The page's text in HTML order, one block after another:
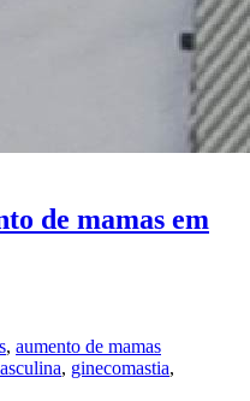
de mamas em
, aumento de mamas
, ginecomastia,